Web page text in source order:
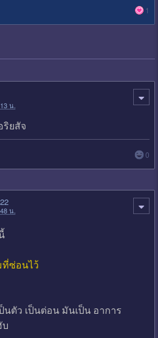
1
น.
ยสัจ
0
น.
ที่ซ่อนไว้
นตัว เป็นต่อน มันเป็น อาการ